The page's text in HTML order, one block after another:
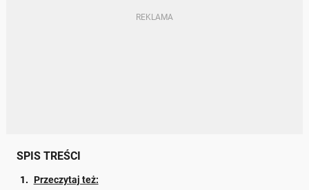
SPIS TREŚCI
Przeczytaj też: